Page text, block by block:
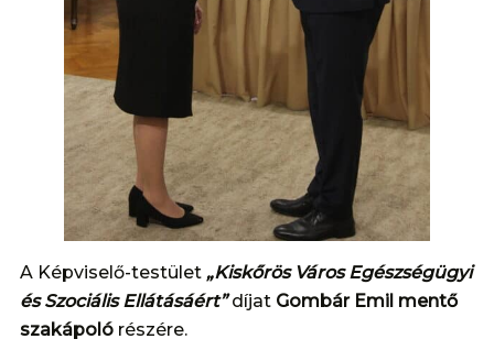
A Képviselő-testület „Kiskőrös Város Egészségügyi
és Szociális Ellátásáért”díjat Gombár Emil mentő
szakápoló részére.